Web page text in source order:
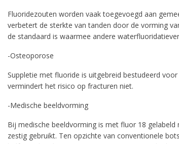
Fluoridezouten worden vaak toegevoegd aan
verbetert de sterkte van tanden door de vorming
de standaard is waarmee andere
-Osteoporose
Suppletie met fluoride is uitgebreid bestudeerd
vermindert het risico op fracturen niet.
-Medische beeldvorming
Bij medische beeldvorming is met fluor 18
zestig gebruikt. Ten opzichte van conventionele